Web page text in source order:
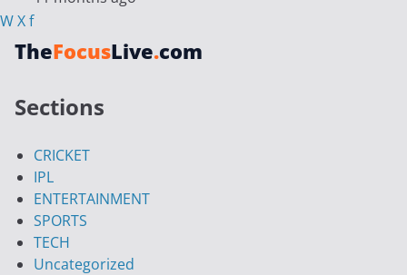
WXf
TheFocusLive.com
Sections
CRICKET
IPL
ENTERTAINMENT
SPORTS
TECH
Uncategorized